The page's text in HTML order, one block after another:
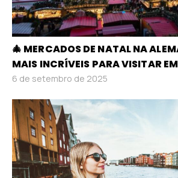
🎄 MERCADOS DE NATAL NA
MAIS INCRÍVEIS PARA VISITAR
6 de setembro de 2025